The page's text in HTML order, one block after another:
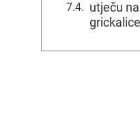
utječu